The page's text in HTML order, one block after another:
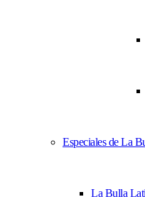
Especiales de La
La Bulla